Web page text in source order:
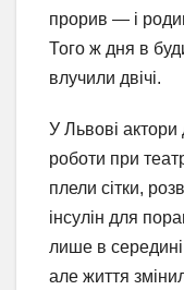
прорив — і
Того ж дня в
влучили двічі.
У Львові актори
роботи при
плели сітки,
інсулін для
лише в
але життя